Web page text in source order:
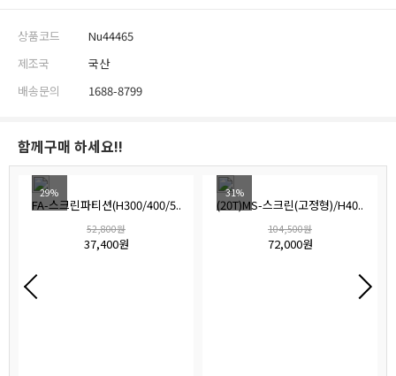
상품코드
Nu44465
제조국
국산
배송문의
1688-8799
함께구매 하세요!!
29%
FA-스크린파티션(H300/400/5..
52,800원
37,400원
31%
(20T)MS-스크린(고정형)/H40..
104,500원
72,000원